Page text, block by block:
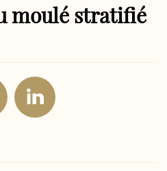
moulé stratifié